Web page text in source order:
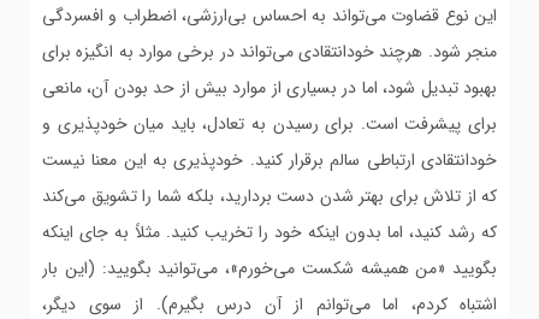
این نوع قضاوت می‌تواند به احساس بی‌ارزشی، اضطراب و افسردگی
منجر شود. هرچند خودانتقادی می‌تواند در برخی موارد به انگیزه برای
بهبود تبدیل شود، اما در بسیاری از موارد بیش از حد بودن آن، مانعی
برای پیشرفت است. برای رسیدن به تعادل، باید میان خودپذیری و
خودانتقادی ارتباطی سالم برقرار کنید. خودپذیری به این معنا نیست
که از تلاش برای بهتر شدن دست بردارید، بلکه شما را تشویق می‌کند
که رشد کنید، اما بدون اینکه خود را تخریب کنید. مثلاً به جای اینکه
بگویید «من همیشه شکست می‌خورم»، می‌توانید بگویید: (این بار
اشتباه کردم، اما می‌توانم از آن درس بگیرم). از سوی دیگر،